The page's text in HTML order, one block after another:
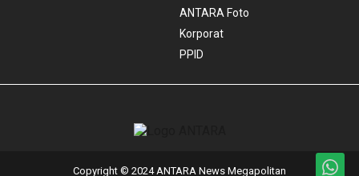
ANTARA Foto
Korporat
PPID
Copyright © 2024 ANTARA News Megapolitan